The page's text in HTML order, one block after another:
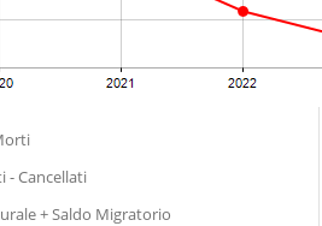
- Cancellati
+ Saldo Migratorio